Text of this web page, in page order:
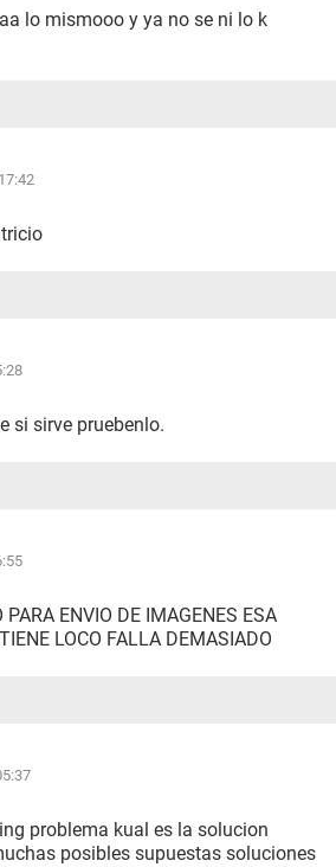
lo mismooo y ya no se ni lo k
si sirve pruebenlo.
PARA ENVIO DE IMAGENES ESA
LOCO FALLA DEMASIADO
problema kual es la solucion
posibles supuestas soluciones